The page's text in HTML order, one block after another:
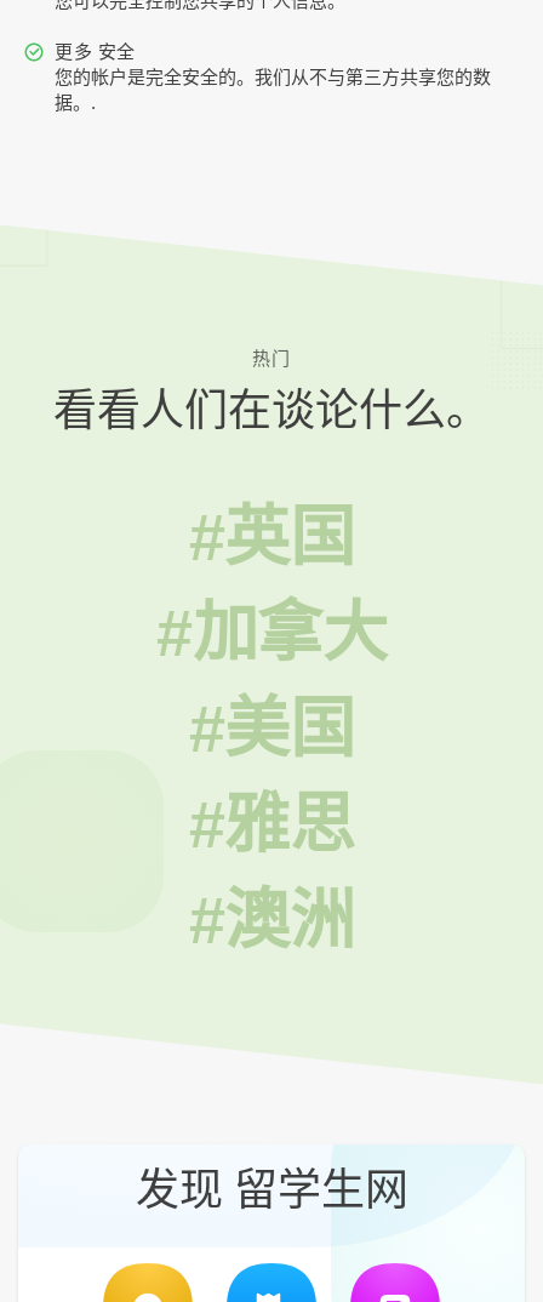
更多 安全
您的帐户是完全安全的。我们从不与第三方共享您的数
据。.
热门
看看人们在谈论什么。
#英国
#加拿大
#美国
#雅思
#澳洲
发现 留学生网